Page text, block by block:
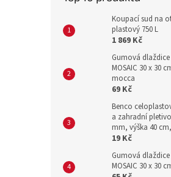
Koupací sud na
plastový 750 L
1 869 Kč
Gumová dlaždice
MOSAIC 30 x 30
mocca
69 Kč
Benco
a zahradní
mm, výška 40
19 Kč
Gumová dlaždice
MOSAIC 30 x 30